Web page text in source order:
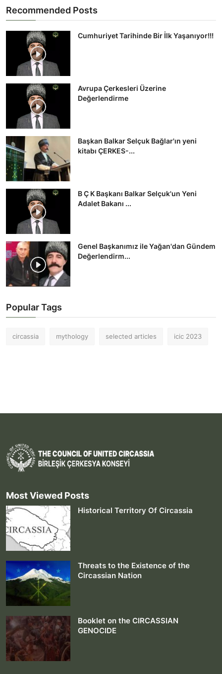
Recommended Posts
Cumhuriyet Tarihinde Bir İlk Yaşanıyor!!!
Avrupa Çerkesleri Üzerine
Değerlendirme
Başkan Balkar Selçuk Bağlar'ın yeni
kitabı ÇERKES-...
B Ç K Başkanı Balkar Selçuk'un Yeni
Adalet Bakanı ...
Genel Başkanımız ile Yağan'dan Gündem
Değerlendirm...
Popular Tags
circassia mythology selected articles icic 2023
Most Viewed Posts
Historical Territory Of Circassia
Threats to the Existence of the
Circassian Nation
Booklet on the CIRCASSIAN
GENOCIDE